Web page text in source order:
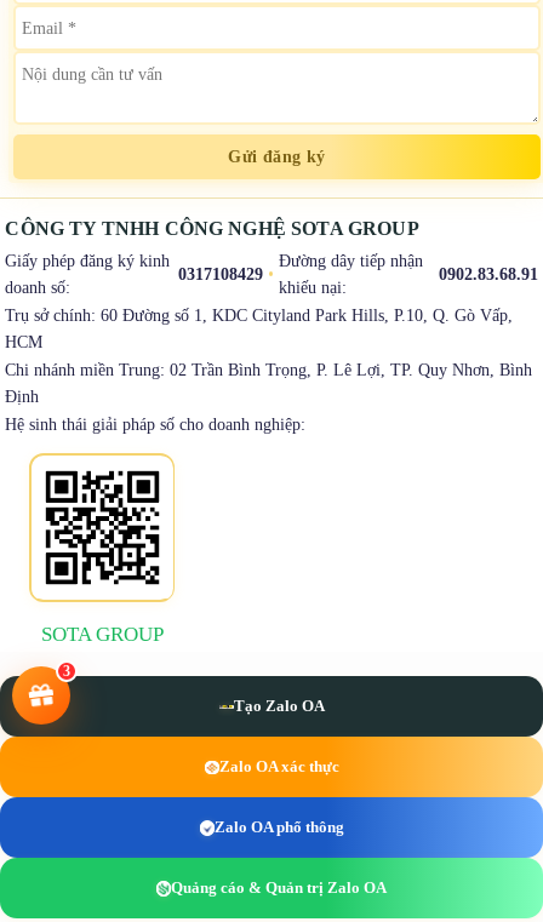
3
CÔNG TY TNHH CÔNG NGHỆ SOTA GROUP
Giấy phép đăng ký kinh
doanh số:
0317108429
Đường dây tiếp nhận
khiếu nại:
0902.83.68.91
Trụ sở chính: 60 Đường số 1, KDC Cityland Park Hills, P.10, Q. Gò Vấp,
HCM
Chi nhánh miền Trung: 02 Trần Bình Trọng, P. Lê Lợi, TP. Quy Nhơn, Bình
Định
Hệ sinh thái giải pháp số cho doanh nghiệp:
SOTA GROUP
Tạo Zalo OA
Zalo OA xác thực
Zalo OA phổ thông
Quảng cáo & Quản trị Zalo OA